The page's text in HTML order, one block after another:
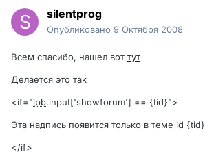
silentprog
Опубликовано 9 Октября 2008
Всем спасибо, нашел вот тут
Делается это так
<if="ipb.input['showforum'] == {tid}">
Эта надпись появится только в теме id
</if>